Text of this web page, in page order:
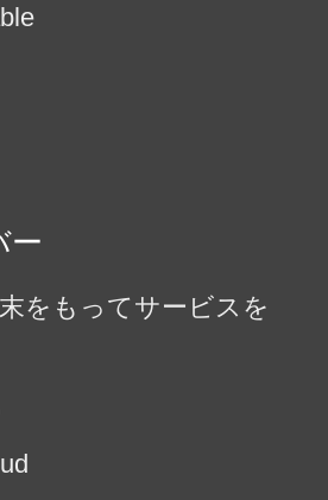
ー
をもってサービスを